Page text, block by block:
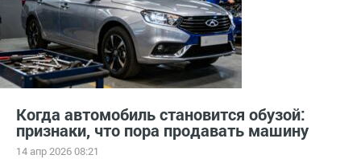
Когда автомобиль становится обузой:
признаки, что пора продавать машину
14 апр 2026 08:21